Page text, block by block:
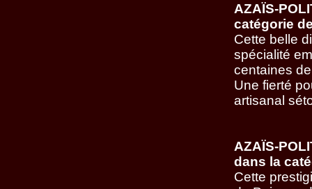
AZAÏS-
catégorie
Cette belle
spécialité
centaines
Une fierté
artisanal
AZAÏS-
dans la
Cette